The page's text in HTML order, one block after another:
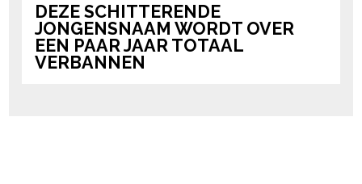
DEZE SCHITTERENDE
JONGENSNAAM WORDT OVER
EEN PAAR JAAR TOTAAL
VERBANNEN